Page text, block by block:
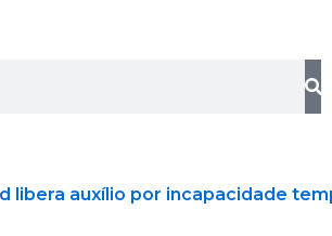
libera auxílio por incapacidade